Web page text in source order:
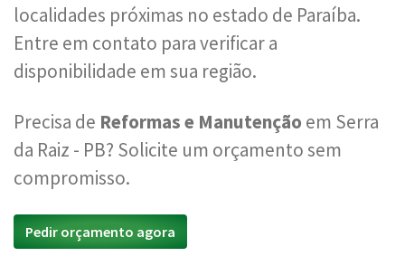
localidades próximas no estado de Paraíba.
Entre em contato para verificar a
disponibilidade em sua região.
Precisa de Reformas e Manutenção em Serra
da Raiz - PB? Solicite um orçamento sem
compromisso.
Pedir orçamento agora